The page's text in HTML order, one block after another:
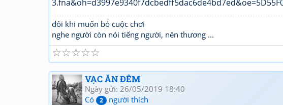
đôi khi muốn bỏ cuộc chơi
nghe người còn nói tiếng người, nên thương ...
☆
☆
☆
☆
☆
VẠC ĂN ĐÊM
Ngày gửi: 26/05/2019 18:40
Có
2 người thích